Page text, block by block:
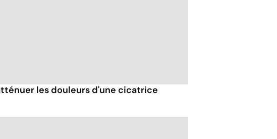
les douleurs d'une cicatrice